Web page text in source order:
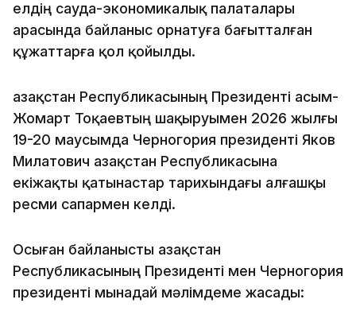
елдің сауда-экономикалық палаталары
арасында байланыс орнатуға бағытталған
құжаттарға қол қойылды.
Қазақстан Республикасының Президенті Қасым-
Жомарт Тоқаевтың шақыруымен 2026 жылғы
19-20 маусымда Черногория президенті Яков
Милатович Қазақстан Республикасына
екіжақты қатынастар тарихындағы алғашқы
ресми сапармен келді.
Осыған байланысты Қазақстан
Республикасының Президенті мен Черногория
президенті мынадай мәлімдеме жасады: